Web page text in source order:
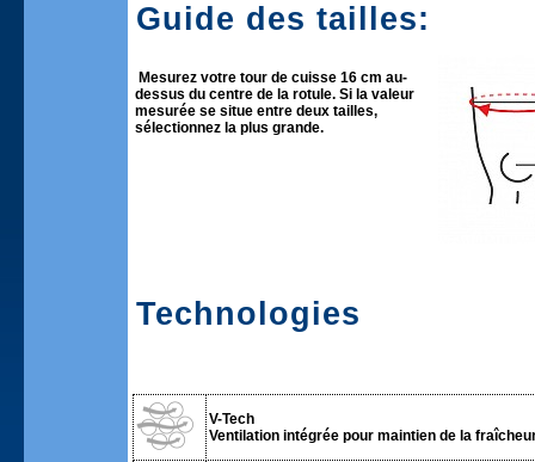
Guide des tailles:
Mesurez votre tour de cuisse 16 cm au-
dessus du centre de la rotule. Si la valeur
mesurée se situe entre deux tailles,
sélectionnez la plus grande.
Technologies
V-Tech
Ventilation intégrée pour maintien de la